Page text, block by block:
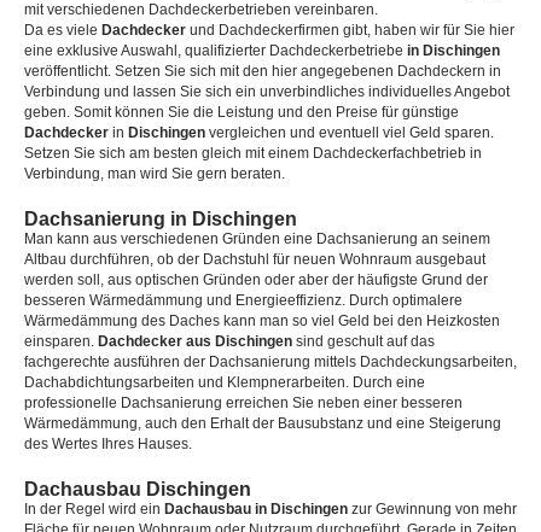
mit verschiedenen Dachdeckerbetrieben vereinbaren.
Da es viele Dachdecker und Dachdeckerfirmen gibt, haben wir für Sie hier
eine exklusive Auswahl, qualifizierter Dachdeckerbetriebe in Dischingen
veröffentlicht. Setzen Sie sich mit den hier angegebenen Dachdeckern in
Verbindung und lassen Sie sich ein unverbindliches individuelles Angebot
geben. Somit können Sie die Leistung und den Preise für günstige
Dachdecker in Dischingen vergleichen und eventuell viel Geld sparen.
Setzen Sie sich am besten gleich mit einem Dachdeckerfachbetrieb in
Verbindung, man wird Sie gern beraten.
Dachsanierung in Dischingen
Man kann aus verschiedenen Gründen eine Dachsanierung an seinem
Altbau durchführen, ob der Dachstuhl für neuen Wohnraum ausgebaut
werden soll, aus optischen Gründen oder aber der häufigste Grund der
besseren Wärmedämmung und Energieeffizienz. Durch optimalere
Wärmedämmung des Daches kann man so viel Geld bei den Heizkosten
einsparen. Dachdecker aus Dischingen sind geschult auf das
fachgerechte ausführen der Dachsanierung mittels Dachdeckungsarbeiten,
Dachabdichtungsarbeiten und Klempnerarbeiten. Durch eine
professionelle Dachsanierung erreichen Sie neben einer besseren
Wärmedämmung, auch den Erhalt der Bausubstanz und eine Steigerung
des Wertes Ihres Hauses.
Dachausbau Dischingen
In der Regel wird ein Dachausbau in Dischingen zur Gewinnung von mehr